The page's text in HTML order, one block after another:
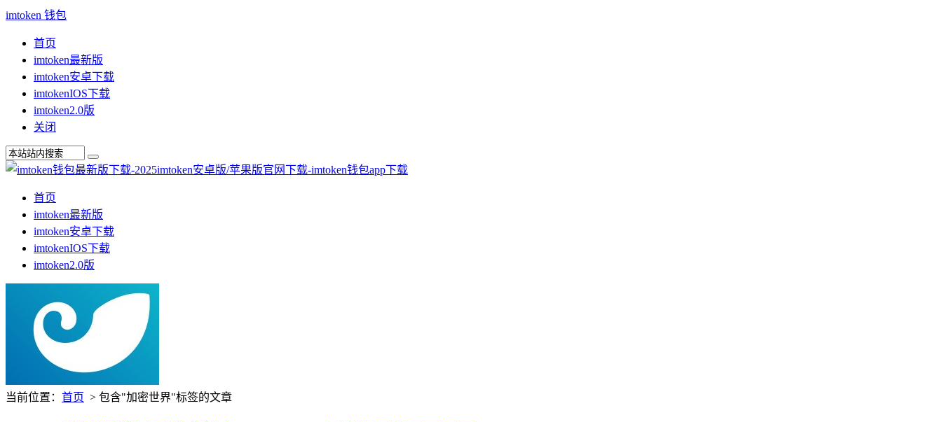
imtoken 钱包
首页
imtoken最新版
imtoken安卓下载
imtokenIOS下载
imtoken2.0版
关闭
首页
imtoken最新版
imtoken安卓下载
imtokenIOS下载
imtoken2.0版
当前位置： 首页 > 包含"加密世界"标签的文章